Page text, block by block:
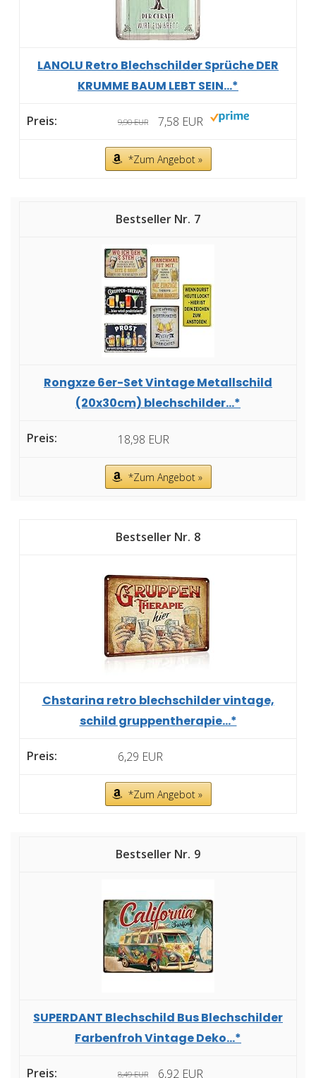
LANOLU Retro Blechschilder Sprüche DER
KRUMME BAUM LEBT SEIN...*
9,90 EUR 7,58 EUR
*Zum Angebot »
7
Rongxze 6er-Set Vintage Metallschild
(20x30cm) blechschilder...*
18,98 EUR
*Zum Angebot »
8
Chstarina retro blechschilder vintage,
schild gruppentherapie...*
6,29 EUR
*Zum Angebot »
9
SUPERDANT Blechschild Bus Blechschilder
Farbenfroh Vintage Deko...*
8,49 EUR 6,92 EUR